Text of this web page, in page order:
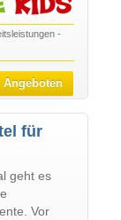
-
Angeboten
für
geht es
Vor